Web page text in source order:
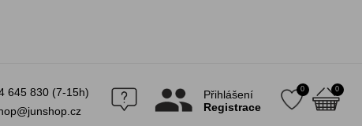
645 830 (7-15h)
Přihlášení
Registrace
0 0